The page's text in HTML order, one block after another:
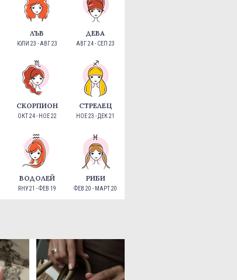
ЛЪВ
ЮЛИ 23 - АВГ 23
ДЕВА
АВГ 24 - СЕП 23
СКОРПИОН
ОКТ 24 - НОЕ 22
СТРЕЛЕЦ
НОЕ 23 - ДЕК 21
ВОДОЛЕЙ
ЯНУ 21 - ФЕВ 19
РИБИ
ФЕВ 20 - МАРТ 20